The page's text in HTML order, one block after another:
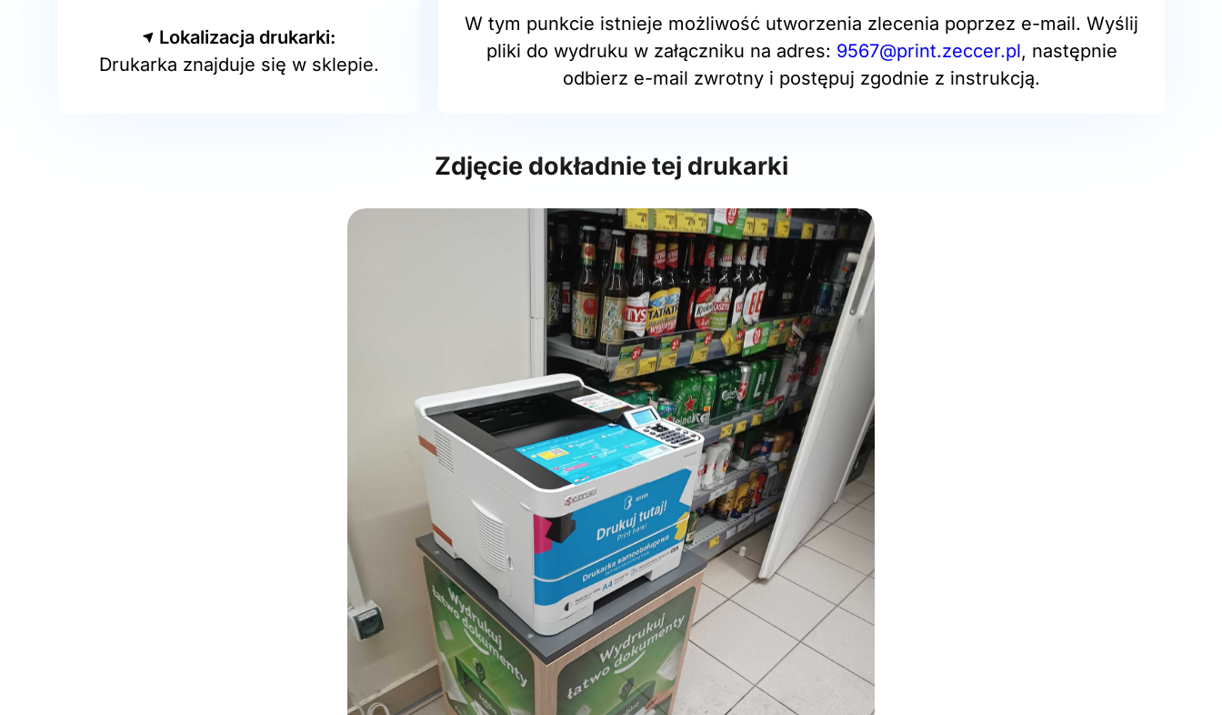
Lokalizacja drukarki:
Drukarka znajduje się w sklepie.
W tym punkcie istnieje możliwość utworzenia zlecenia poprzez e-mail. Wyślij
pliki do wydruku w załączniku na adres: 9567@print.zeccer.pl, następnie
odbierz e-mail zwrotny i postępuj zgodnie z instrukcją.
Zdjęcie dokładnie tej drukarki